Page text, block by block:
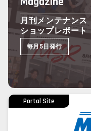
月刊メンテナンス
ショップレポート
毎月5日発行
Portal Site